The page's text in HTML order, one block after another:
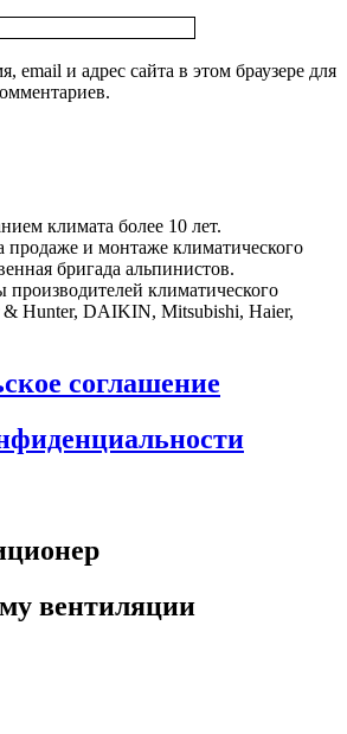
email и адрес сайта в этом браузере для
климата более 10 лет.
продаже и монтаже климатического
бригада альпинистов.
климатического
& Hunter, DAIKIN, Mitsubishi, Haier,
соглашение
вентиляции